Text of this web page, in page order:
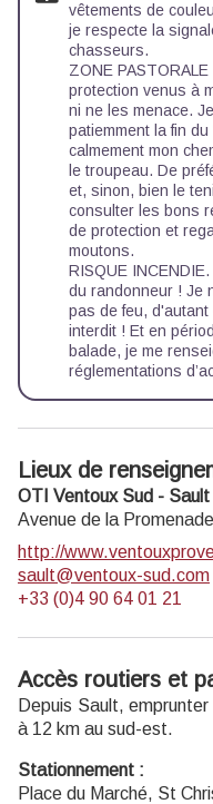
vêtements de
je respecte la
chasseurs.
ZONE
protection venus à
ni ne les menace.
patiemment la fin
calmement mon
le troupeau. De
et, sinon, bien le
consulter les bons
de protection et
moutons.
RISQUE
du randonneur ! Je
pas de feu,
interdit ! Et en
balade, je me
réglementations
Lieux de
OTI Ventoux Sud - Sault
Avenue de la
http://
sault@ventoux-sud.com
+33 (0)4 90 64 01 21
Accès routiers et
Depuis Sault,
à 12 km au sud-est.
Stationnement :
Place du Marché, St